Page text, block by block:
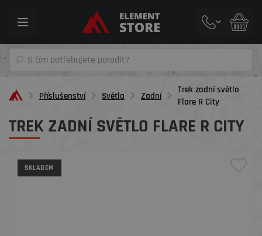
Toggle
Příslušenství Světla Zadní
Trek zadní světlo
Flare R City
TREK ZADNÍ SVĚTLO FLARE R CITY
SKLADEM